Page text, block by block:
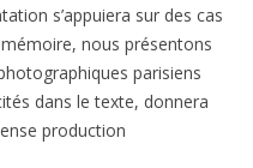
s’appuiera sur des cas
nous présentons
parisiens
dans le texte, donnera
production